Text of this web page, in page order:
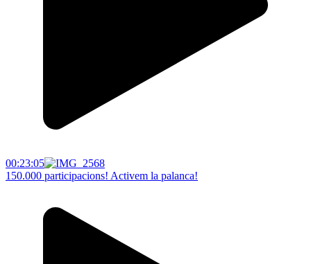
00:23:05
150.000 participacions! Activem la palanca!